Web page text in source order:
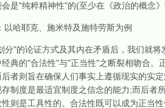
是"纯粹精神性"的(至少在《政治的概念
哈耶克、施米特及施特劳斯为例
的论证方式及其内在矛盾后，我们就将
典的"合法性"与"正当性"之断裂相吻合
者则旨在确保人们事实上遵循现实的实
制度是最适宜制度之信念的能力;而后
则是工具性的。合法性既可以成为正当